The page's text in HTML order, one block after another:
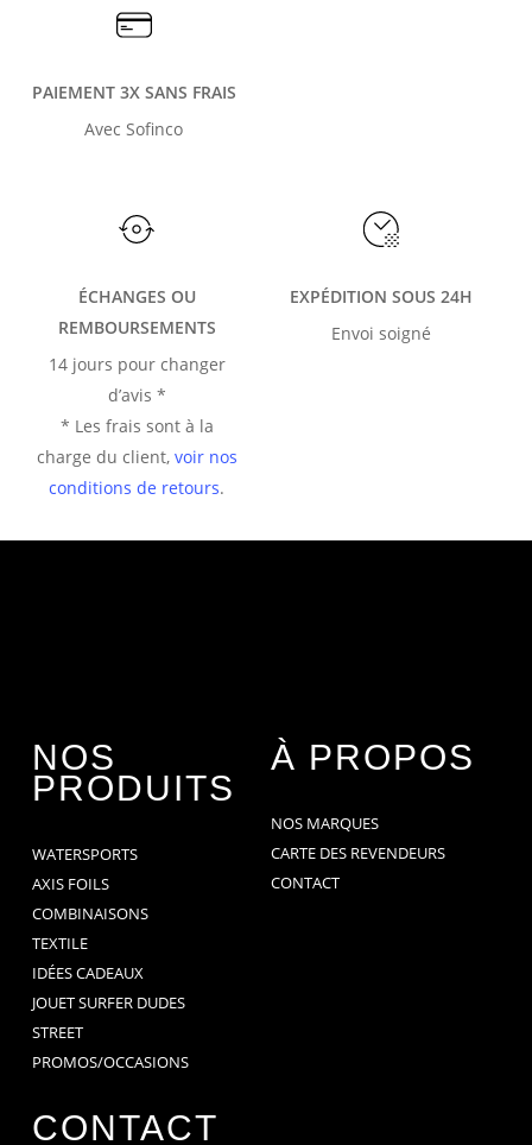
PAIEMENT 3X SANS FRAIS
Avec Sofinco
ÉCHANGES OU
REMBOURSEMENTS
14 jours pour changer
d’avis *
* Les frais sont à la
charge du client, voir nos
conditions de retours.
EXPÉDITION SOUS 24H
Envoi soigné
NOS
PRODUITS
WATERSPORTS
AXIS FOILS
COMBINAISONS
TEXTILE
IDÉES CADEAUX
JOUET SURFER DUDES
STREET
PROMOS/OCCASIONS
À PROPOS
NOS MARQUES
CARTE DES REVENDEURS
CONTACT
CONTACT